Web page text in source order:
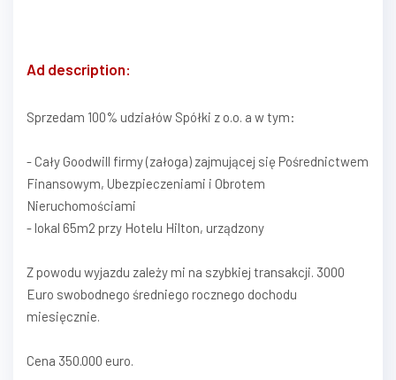
Ad description:
Sprzedam 100% udziałów Spółki z o.o. a w tym:
- Cały Goodwill firmy (załoga) zajmującej się Pośrednictwem
Finansowym, Ubezpieczeniami i Obrotem
Nieruchomościami
- lokal 65m2 przy Hotelu Hilton, urządzony
Z powodu wyjazdu zależy mi na szybkiej transakcji. 3000
Euro swobodnego średniego rocznego dochodu
miesięcznie.
Cena 350.000 euro.